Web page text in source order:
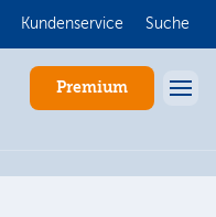
Kundenservice Suche
Premium